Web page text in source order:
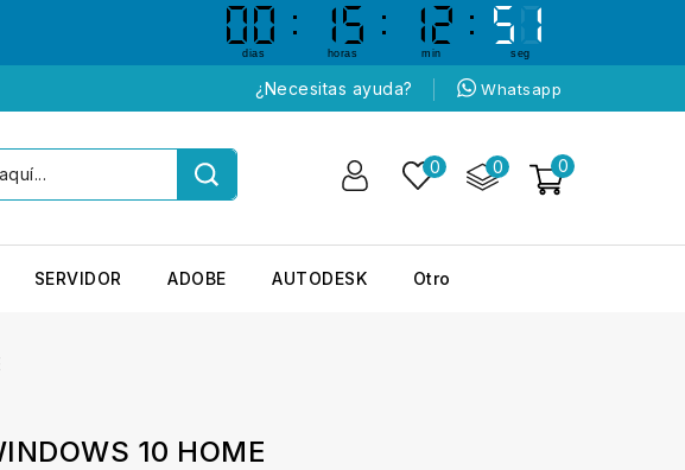
00
00
dias
15
15
horas
12
12
min
50
50
seg
Whatsapp
¿Necesitas ayuda?
0
0
0
SERVIDOR ADOBE AUTODESK Otro
10 HOME